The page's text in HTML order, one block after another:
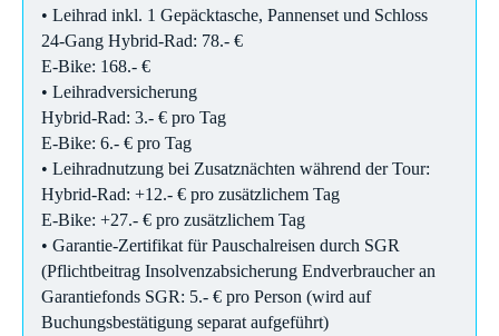
• Leihrad inkl. 1 Gepäcktasche, Pannenset und Schloss
24-Gang Hybrid-Rad: 78.- €
E-Bike: 168.- €
• Leihradversicherung
Hybrid-Rad: 3.- € pro Tag
E-Bike: 6.- € pro Tag
• Leihradnutzung bei Zusatznächten während der Tour:
​Hybrid-Rad: +12.- € pro zusätzlichem Tag
E-Bike: +27.- € pro zusätzlichem Tag
• Garantie-Zertifikat für Pauschalreisen durch SGR
(Pflichtbeitrag Insolvenzabsicherung Endverbraucher an
Garantiefonds SGR: 5.- € pro Person (wird auf
Buchungsbestätigung separat aufgeführt)